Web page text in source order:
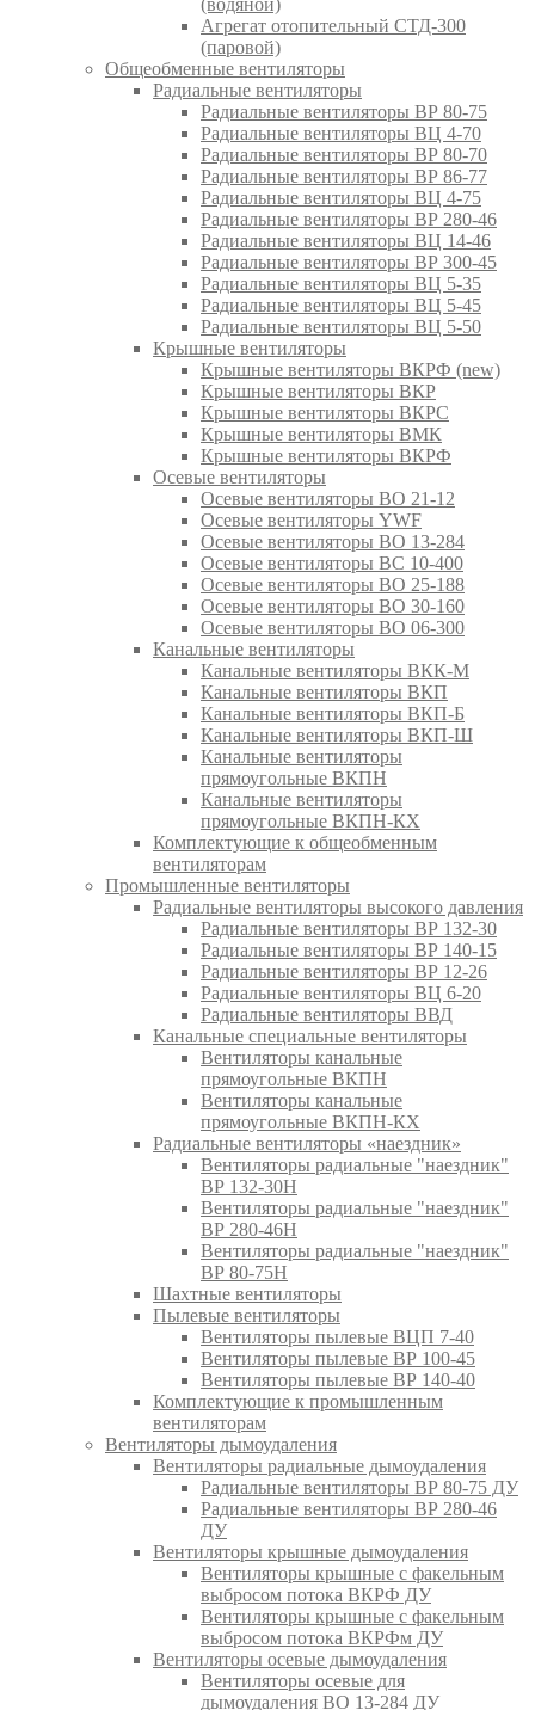
(водяной)
Агрегат отопительный СТД-300
(паровой)
Общеобменные вентиляторы
Радиальные вентиляторы
Радиальные вентиляторы ВР 80-75
Радиальные вентиляторы ВЦ 4-70
Радиальные вентиляторы ВР 80-70
Радиальные вентиляторы ВР 86-77
Радиальные вентиляторы ВЦ 4-75
Радиальные вентиляторы ВР 280-46
Радиальные вентиляторы ВЦ 14-46
Радиальные вентиляторы ВР 300-45
Радиальные вентиляторы ВЦ 5-35
Радиальные вентиляторы ВЦ 5-45
Радиальные вентиляторы ВЦ 5-50
Крышные вентиляторы
Крышные вентиляторы ВКРФ (new)
Крышные вентиляторы ВКР
Крышные вентиляторы ВКРС
Крышные вентиляторы ВМК
Крышные вентиляторы ВКРФ
Осевые вентиляторы
Осевые вентиляторы ВО 21-12
Осевые вентиляторы YWF
Осевые вентиляторы ВО 13-284
Осевые вентиляторы ВС 10-400
Осевые вентиляторы ВО 25-188
Осевые вентиляторы ВО 30-160
Осевые вентиляторы ВО 06-300
Канальные вентиляторы
Канальные вентиляторы ВКК-М
Канальные вентиляторы ВКП
Канальные вентиляторы ВКП-Б
Канальные вентиляторы ВКП-Ш
Канальные вентиляторы
прямоугольные ВКПН
Канальные вентиляторы
прямоугольные ВКПН-КХ
Комплектующие к общеобменным
вентиляторам
Промышленные вентиляторы
Радиальные вентиляторы высокого давления
Радиальные вентиляторы ВР 132-30
Радиальные вентиляторы ВР 140-15
Радиальные вентиляторы ВР 12-26
Радиальные вентиляторы ВЦ 6-20
Радиальные вентиляторы ВВД
Канальные специальные вентиляторы
Вентиляторы канальные
прямоугольные ВКПН
Вентиляторы канальные
прямоугольные ВКПН-КХ
Радиальные вентиляторы «наездник»
Вентиляторы радиальные "наездник"
ВР 132-30Н
Вентиляторы радиальные "наездник"
ВР 280-46Н
Вентиляторы радиальные "наездник"
ВР 80-75Н
Шахтные вентиляторы
Пылевые вентиляторы
Вентиляторы пылевые ВЦП 7-40
Вентиляторы пылевые ВР 100-45
Вентиляторы пылевые ВР 140-40
Комплектующие к промышленным
вентиляторам
Вентиляторы дымоудаления
Вентиляторы радиальные дымоудаления
Радиальные вентиляторы ВР 80-75 ДУ
Радиальные вентиляторы ВР 280-46
ДУ
Вентиляторы крышные дымоудаления
Вентиляторы крышные с факельным
выбросом потока ВКРФ ДУ
Вентиляторы крышные с факельным
выбросом потока ВКРФм ДУ
Вентиляторы осевые дымоудаления
Вентиляторы осевые для
дымоудаления ВО 13-284 ДУ